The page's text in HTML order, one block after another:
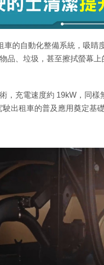
的自動化整備系統，吸睛
品、垃圾，甚至擦拭螢幕
，充電速度約 19kW，同樣
出租車的普及應用奠定基礎